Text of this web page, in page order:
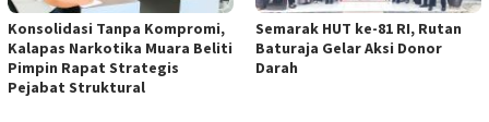
Konsolidasi Tanpa Kompromi,
Kalapas Narkotika Muara Beliti
Pimpin Rapat Strategis
Pejabat Struktural
Semarak HUT ke-81 RI, Rutan
Baturaja Gelar Aksi Donor
Darah